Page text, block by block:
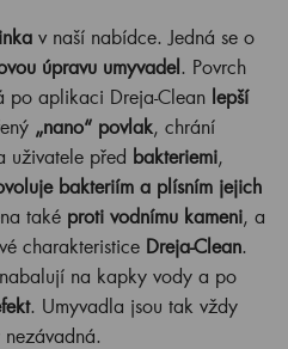
v naší nabídce. Jedná se o
úpravu umyvadel. Povrch
po aplikaci Dreja-Clean lepší
„nano“ povlak, chrání
uživatele před bakteriemi,
bakteriím a plísním jejich
také proti vodnímu kameni, a
charakteristice Dreja-Clean.
na kapky vody a po
. Umyvadla jsou tak vždy